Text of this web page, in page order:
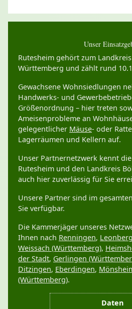
Unser
Daten
Rutesheim gehört zum
Württemberg und zählt rund
Gewachsene Wohnsiedlungen
Handwerks- und
Größenordnung – hier treten
Ameisenprobleme an
gelegentlicher Mäuse- oder
Lagerräumen und Kellern auf.
Unser Partnernetzwerk kennt
Rutesheim und den Landkreis
auch hier zuverlässig für Sie
Unsere Partner sind im
Sie verfügbar.
Die Kammerjäger unseres
Ihnen nach Renningen,
Weissach (Württemberg),
der Stadt, Gerlingen
Ditzingen, Eberdingen,
(Württemberg).